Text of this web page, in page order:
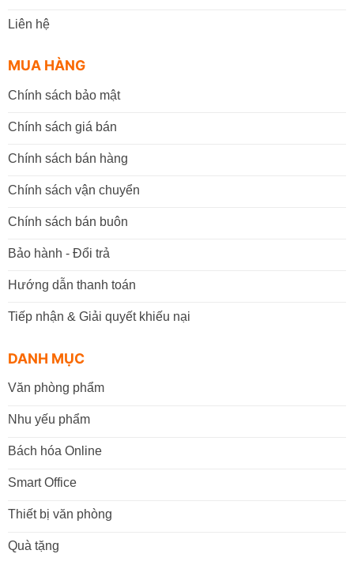
Liên hệ
MUA HÀNG
Chính sách bảo mật
Chính sách giá bán
Chính sách bán hàng
Chính sách vận chuyển
Chính sách bán buôn
Bảo hành - Đổi trả
Hướng dẫn thanh toán
Tiếp nhận & Giải quyết khiếu nại
DANH MỤC
Văn phòng phẩm
Nhu yếu phẩm
Bách hóa Online
Smart Office
Thiết bị văn phòng
Quà tặng